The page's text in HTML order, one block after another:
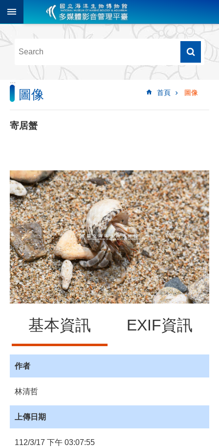
跳到主要內容區塊
階
尋
多
媒
體
檢
像
影
音
音
源
訊
息
發
布
諮
詢
會
員
專
區
館
員
:::
首頁 圖像
圖像
寄居蟹
基本資訊 EXIF資訊
作者
林清哲
上傳日期
112/3/17 下午 03:07:55